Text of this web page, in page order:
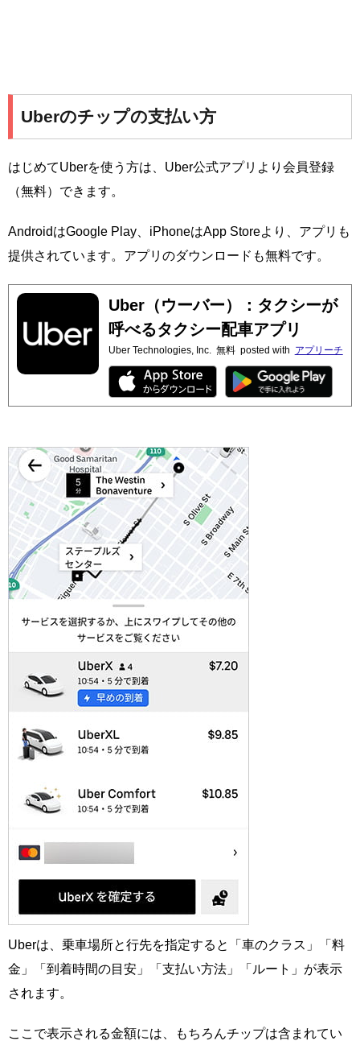
Uberのチップの支払い方
はじめてUberを使う方は、Uber公式アプリより会員登録
（無料）できます。
AndroidはGoogle Play、iPhoneはApp Storeより、アプリも
提供されています。アプリのダウンロードも無料です。
Uber（ウーバー）：タクシーが
呼べるタクシー配車アプリ
Uber Technologies, Inc. 無料 posted with アプリーチ
Uberは、乗車場所と行先を指定すると「車のクラス」「料
金」「到着時間の目安」「支払い方法」「ルート」が表示
されます。
ここで表示される金額には、もちろんチップは含まれてい